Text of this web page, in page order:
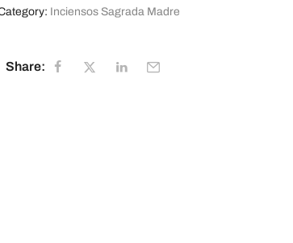
Inciensos Sagrada Madre
Share: